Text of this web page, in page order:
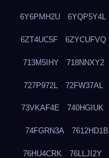
6Y6PMH2U 6YQP5Y4L
6ZT4UC5F 6ZYCUFVQ
713M5IHY 718NNXY2
727P972L 72FW37AL
73VKAF4E 740HGIUK
74FGRN3A 7612HD1B
76HU4CRK 76LLJI2Y